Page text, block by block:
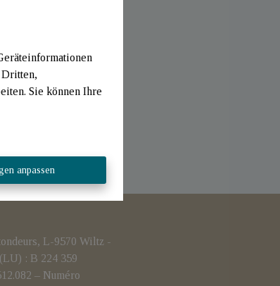
Dritten,
Sie können Ihre
anpassen
L-9570 Wiltz -
: B 224 359
– Numéro